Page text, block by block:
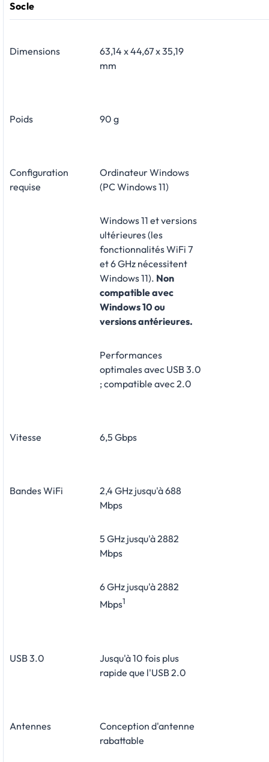
Socle
Dimensions
63,14 x 44,67 x 35,19
mm
Poids 90 g
Configuration
requise
Ordinateur Windows
(PC Windows 11)
Windows 11 et versions
ultérieures (les
fonctionnalités WiFi 7
et 6 GHz nécessitent
Windows 11). Non
compatible avec
Windows 10 ou
versions antérieures.
Performances
optimales avec USB 3.0
; compatible avec 2.0
Vitesse 6,5 Gbps
Bandes WiFi
2,4 GHz jusqu'à 688
Mbps
5 GHz jusqu'à 2882
Mbps
6 GHz jusqu'à 2882
Mbps1
USB 3.0
Jusqu'à 10 fois plus
rapide que l'USB 2.0
Antennes
Conception d'antenne
rabattable